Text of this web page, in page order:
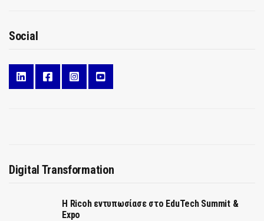
Social
Digital Transformation
Η Ricoh εντυπωσίασε στο EduTech Summit &
Expo